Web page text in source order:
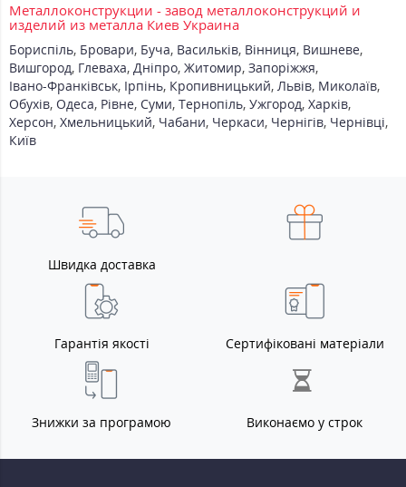
Металлоконструкции - завод металлоконструкций и
изделий из металла Киев Украина
Бориспіль, Бровари, Буча, Васильків, Вінниця, Вишневе,
Вишгород, Глеваха, Дніпро, Житомир, Запоріжжя,
Івано-Франківськ, Ірпінь, Кропивницький, Львів, Миколаїв,
Обухів, Одеса, Рівне, Суми, Тернопіль, Ужгород, Харків,
Херсон, Хмельницький, Чабани, Черкаси, Чернігів, Чернівці,
Київ
Швидка доставка
Гарантія якості Сертифіковані матеріали
Знижки за програмою Виконаємо у строк